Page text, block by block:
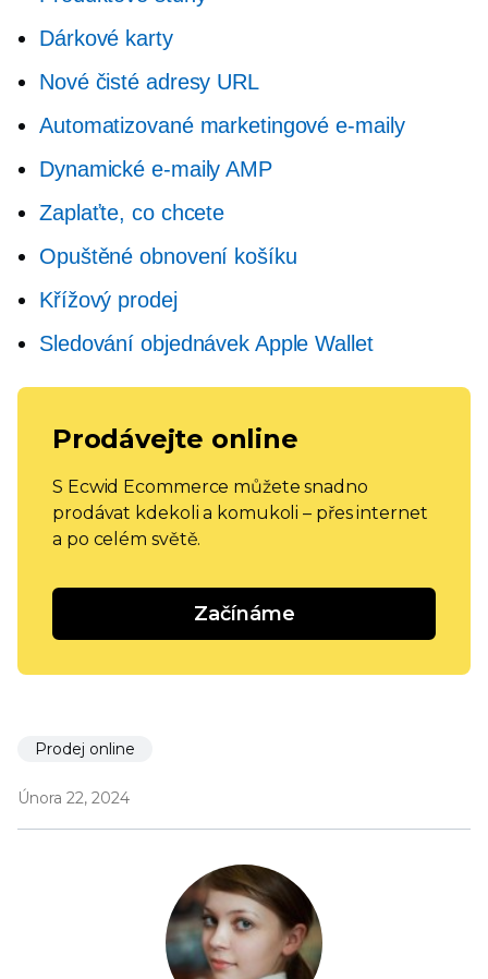
Dárkové karty
Nové čisté adresy URL
Automatizované marketingové e-maily
Dynamické e-maily AMP
Zaplaťte, co chcete
Opuštěné obnovení košíku
Křížový prodej
Sledování objednávek Apple Wallet
Prodávejte online
S Ecwid Ecommerce můžete snadno
prodávat kdekoli a komukoli – přes internet
a po celém světě.
Začínáme
Prodej online
Února 22, 2024